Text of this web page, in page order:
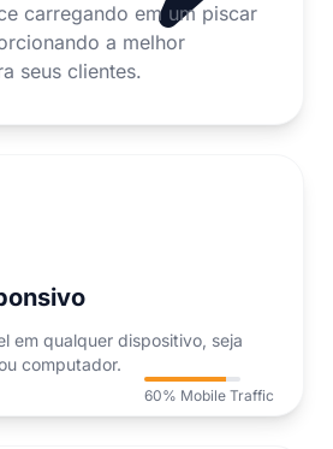
carregando em um piscar
a melhor
seus clientes.
em qualquer dispositivo, seja
computador.
60% Mobile Traffic